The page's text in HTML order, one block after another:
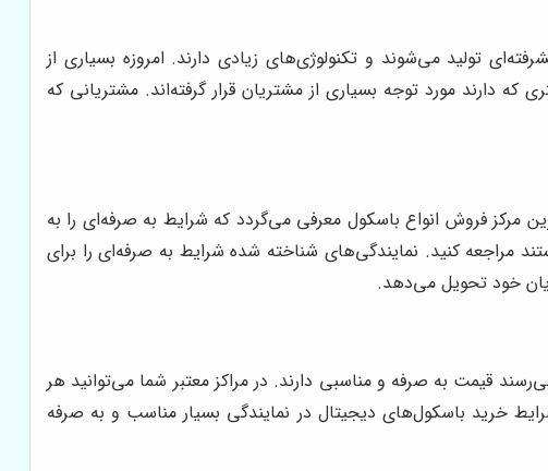
تولید می‌شوند و تکنولوژی‌های زیادی دارند. امروزه بسیاری از
دارند مورد توجه بسیاری از مشتریان قرار گرفته‌اند. مشتریانی که
مرکز فروش انواع باسکول معرفی می‌گردد که شرایط به صرفه‌ای را به
مراجعه کنید. نمایندگی‌های شناخته شده شرایط به صرفه‌ای را برای
خود تحویل می‌دهد.
قیمت به صرفه و مناسبی دارند. در مراکز معتبر شما می‌توانید هر
خرید باسکول‌های دیجیتال در نمایندگی بسیار مناسب و به صرفه